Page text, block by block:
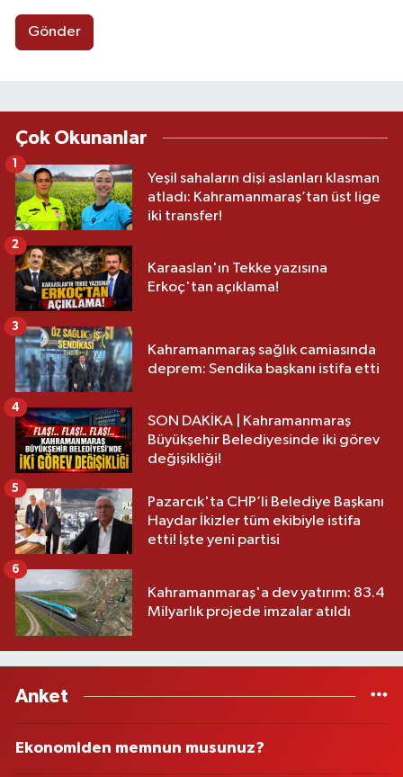
Gönder
Çok Okunanlar
Yeşil sahaların dişi aslanları klasman
atladı: Kahramanmaraş’tan üst lige
iki transfer!
1
Karaaslan'ın Tekke yazısına
Erkoç'tan açıklama!
2
Kahramanmaraş sağlık camiasında
deprem: Sendika başkanı istifa etti
3
SON DAKİKA | Kahramanmaraş
Büyükşehir Belediyesinde iki görev
değişikliği!
4
Pazarcık'ta CHP’li Belediye Başkanı
Haydar İkizler tüm ekibiyle istifa
etti! İşte yeni partisi
5
Kahramanmaraş'a dev yatırım: 83.4
Milyarlık projede imzalar atıldı
6
Anket
Ekonomiden memnun musunuz?